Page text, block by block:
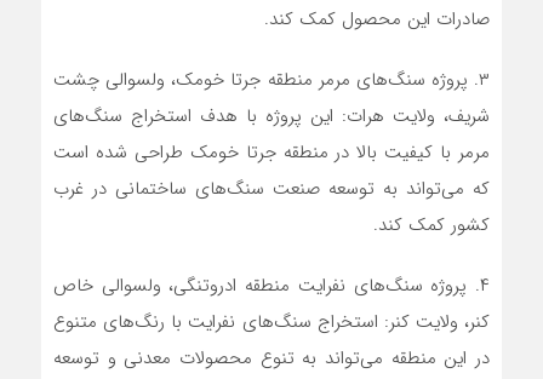
صادرات این محصول کمک کند.
۳. پروژه سنگ‌های مرمر منطقه جرتا خومک، ولسوالی چشت
شریف، ولایت هرات: این پروژه با هدف استخراج سنگ‌های
مرمر با کیفیت بالا در منطقه جرتا خومک طراحی شده است
که می‌تواند به توسعه صنعت سنگ‌های ساختمانی در غرب
کشور کمک کند.
۴. پروژه سنگ‌های نفرایت منطقه ادروتنگی، ولسوالی خاص
کنر، ولایت کنر: استخراج سنگ‌های نفرایت با رنگ‌های متنوع
در این منطقه می‌تواند به تنوع محصولات معدنی و توسعه